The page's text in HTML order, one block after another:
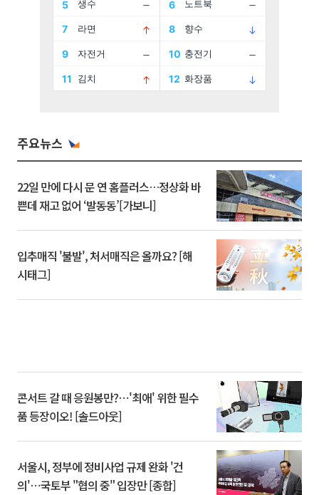
주요뉴스
22일 만에 다시 문 연 홈플러스…정상화 바
쁜데 재고 없어 ‘발동동’[가보니]
입추매직 '불발', 처서매직은 올까요? [해
시태그]
콘서트 갈 때 응원봉만?⋯'최애' 위한 필수
품 등장이오! [솔드아웃]
서울시, 정부에 정비사업 규제 완화 '건
의'⋯국토부 "협의 중" 입장만 [종합]